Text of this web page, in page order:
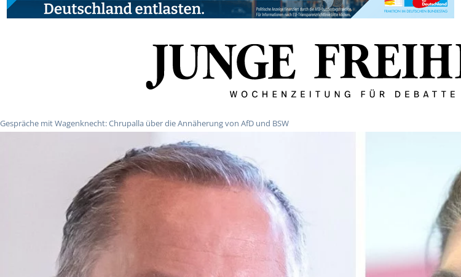
Gespräche mit Wagenknecht: Chrupalla über die Annäherung von AfD und BSW